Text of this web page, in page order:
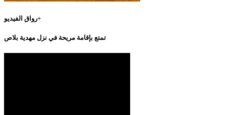
رواق الفيديو+
تمتع بإقامة مريحة في نزل مهدية بلاص